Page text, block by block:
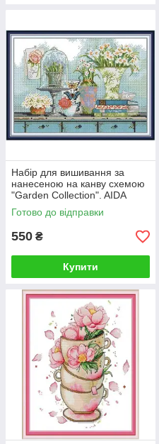
Набір для вишивання за
нанесеною на канву схемою
"Garden Collection". AIDA
14CT printed, 30*21 см
Готово до відправки
550 ₴
Купити